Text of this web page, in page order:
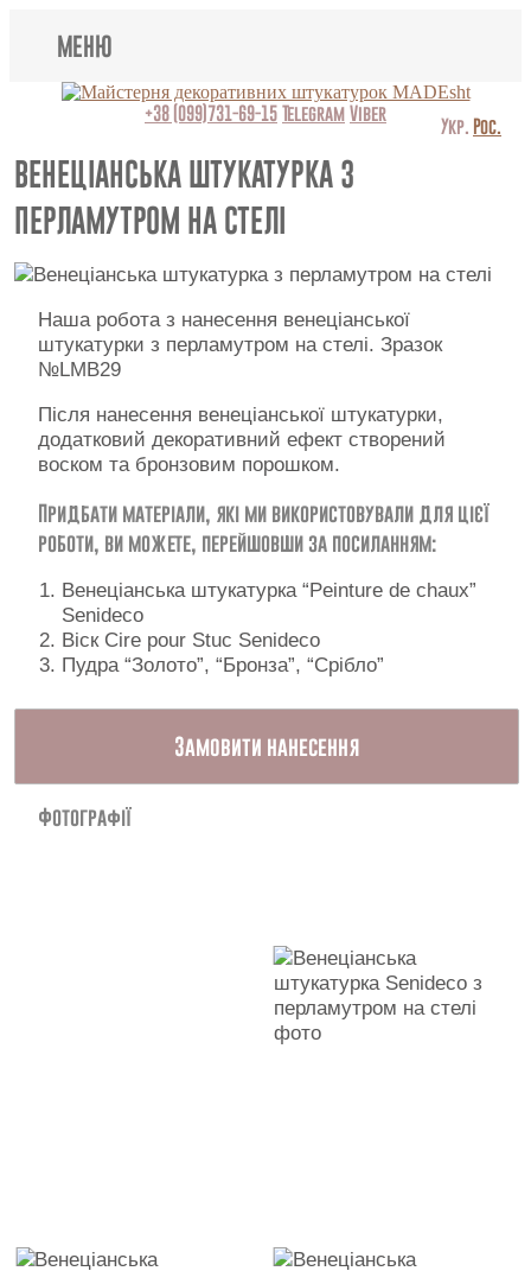
МЕНЮ
Lincrusta
Види штукатурок
Поклейка шпалер
Картини
Декоративні панно
Відео
Питання-відповідь
Контакти
+38 (099)731-69-15TelegramViber
ВЕНЕЦІАНСЬКА ШТУКАТУРКА З
ПЕРЛАМУТРОМ НА СТЕЛІ
Наша робота з нанесення венеціанської
штукатурки з перламутром на стелі. Зразок
№LMB29
Після нанесення венеціанської штукатурки,
додатковий декоративний ефект створений
воском та бронзовим порошком.
Придбати матеріали, які ми використовували для цієї
роботи, ви можете, перейшовши за посиланням:
Венеціанська штукатурка “Peinture de chaux”
Senideco
Віск Cire pour Stuc Senideco
Пудра “Золото”, “Бронза”, “Срібло”
Замовити нанесення
Фотографії
Укр. Рос.